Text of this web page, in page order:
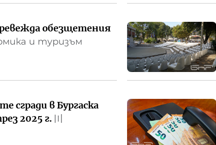
обезщетения
и туризъм
сгради в Бургаска
2025 г. 〣